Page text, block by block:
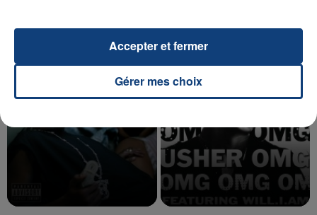
TITRES DIFFUSÉS
20h07
20h07
Gérer mes choix
Accepter et fermer